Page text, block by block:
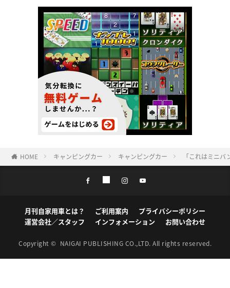
HOME キャンピングカー キャンピングカー 「これはミニ
月刊自家用車とは？ ご利用案内
プライバシーポリシー
運営会社／スタッフ
インフォメーション お問い合わせ
Copyright © NAIGAI PUBLISHING CO.,LTD. All rights reserved.